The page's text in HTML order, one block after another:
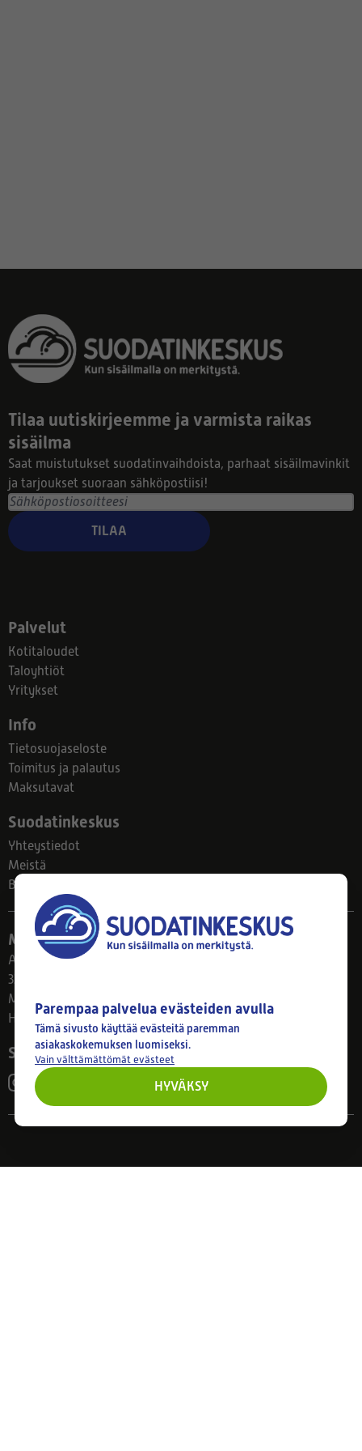
Tilaa uutiskirjeemme ja varmista raikas
sisäilma
Saat muistutukset suodatinvaihdoista, parhaat sisäilmavinkit
ja tarjoukset suoraan sähköpostiisi!
TILAA
Palvelut
Kotitaloudet
Taloyhtiöt
Yritykset
Info
Tietosuojaseloste
Toimitus ja palautus
Maksutavat
Suodatinkeskus
Yhteystiedot
Meistä
Blogi
Myymälä
Ahlmanintie 61
33800 Tampere
Ma–Pe 8–17
Huom! Myymälän poikkeusaukiolot: 27.7.-21.8. klo 8-16
Seuraa meitä
Parempaa palvelua evästeiden avulla
Tämä sivusto käyttää evästeitä paremman
asiakaskokemuksen luomiseksi.
Vain välttämättömät evästeet
HYVÄKSY